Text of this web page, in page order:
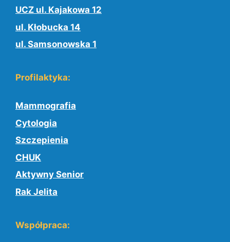
UCZ ul. Kajakowa 12
ul. Kłobucka 14
ul. Samsonowska 1
Profilaktyka:
Mammografia
Cytologia
Szczepienia
CHUK
Aktywny Senior
Rak Jelita
Współpraca: